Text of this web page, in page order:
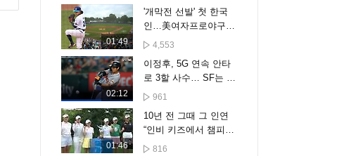
01:49
'개막전 선발' 첫 한국
인…美여자프로야구
역사 쓴 김라경
4,553
02:12
이정후, 5G 연속 안타
로 3할 사수… SF는 텍
사스에 무득점 완패 [스
961
01:46
10년 전 그때 그 인연
“인비 키즈에서 챔피언
으로”
816